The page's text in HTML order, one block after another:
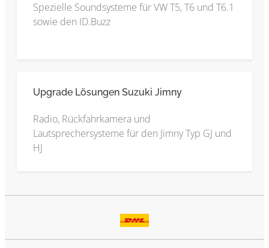
Spezielle Soundsysteme für VW T5, T6 und T6.1
sowie den ID.Buzz
Upgrade Lösungen Suzuki Jimny
Radio, Rückfahrkamera und
Lautsprechersysteme für den Jimny Typ GJ und
HJ